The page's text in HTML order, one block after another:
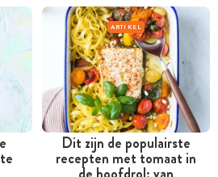
ARTIKEL
Dit zijn de populairste
recepten met tomaat in